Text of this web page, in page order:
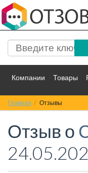
Компании Товары
Спорт Фильмы
Красота Здоровье
Главная Отзывы
Отзыв о